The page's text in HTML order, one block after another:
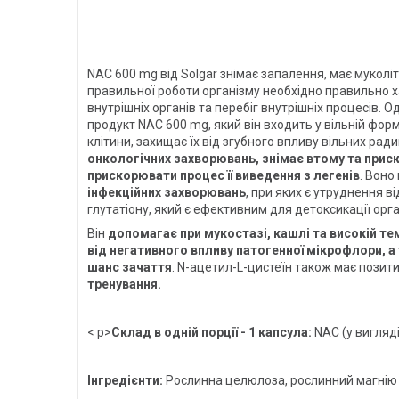
NAC 600 mg від Solgar знімає запалення, має
правильної роботи організму необхідно
внутрішніх органів та перебіг внутрішніх
продукт NAC 600 mg, який він входить у вільній
клітини, захищає їх від згубного впливу вільних
онкологічних захворювань, знімає втому та
прискорювати процес її виведення з легенів. Воно
інфекційних захворювань, при яких є утруднення
глутатіону, який є ефективним для детоксикації
Він допомагає при мукостазі, кашлі та високій
від негативного впливу патогенної мікрофлори,
шанс зачаття. N-ацетил-L-цистеїн також має
тренування.
< p>Склад в одній порції - 1 капсула: NAC (у
Інгредієнти: Рослинна целюлоза, рослинний